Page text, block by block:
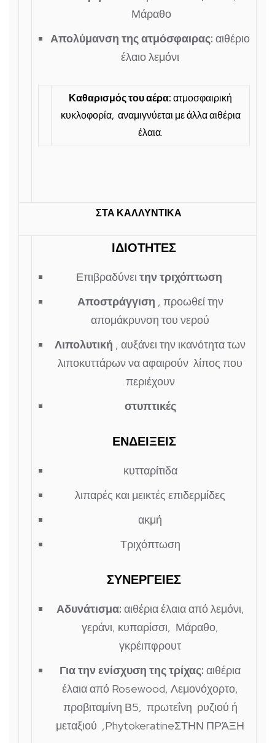
Μάραθο
Απολύμανση της ατμόσφαιρας: αιθέριο
έλαιο λεμόνι
Καθαρισμός του αέρα:ατμοσφαιρική
κυκλοφορία, αναμιγνύεται με άλλα αιθέρια
έλαια.
ΣΤΑ ΚΑΛΛΥΝΤΙΚΑ
ΙΔΙΟΤΗΤΕΣ
Επιβραδύνειτην τριχόπτωση
Αποστράγγιση , προωθεί την
απομάκρυνση του νερού
Λιπολυτική , αυξάνει την ικανότητα των
λιποκυττάρων να αφαιρούν λίπος που
περιέχουν
στυπτικές
ΕΝΔΕΙΞΕΙΣ
κυτταρίτιδα
λιπαρές και μεικτές επιδερμίδες
ακμή
Τριχόπτωση
ΣΥΝΕΡΓΕΙΕΣ
Αδυνάτισμα: αιθέρια έλαια από λεμόνι,
γεράνι, κυπαρίσσι, Μάραθο,
γκρέιπφρουτ
Για την ενίσχυση της τρίχας: αιθέρια
έλαια από Rosewood, Λεμονόχορτο,
προβιταμίνη Β5, πρωτεΐνη ρυζιού ή
μεταξιού ,PhytokeratineΣΤΗΝ ΠΡΆΞΗ